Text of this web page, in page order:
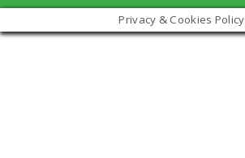
Privacy & Cookies Policy